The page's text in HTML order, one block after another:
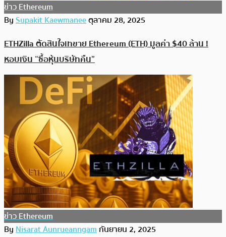
ข่าว Ethereum
BySupakit Kaewmaneeตุลาคม 28, 2025
ETHZilla ตัดสินใจเทขาย Ethereum (ETH) มูลค่า $40 ล้าน !
หอบเงิน “ซื้อหุ้นบริษัทคืน”
ข่าว Ethereum
ByNisarat Aunrueanngamกันยายน 2, 2025